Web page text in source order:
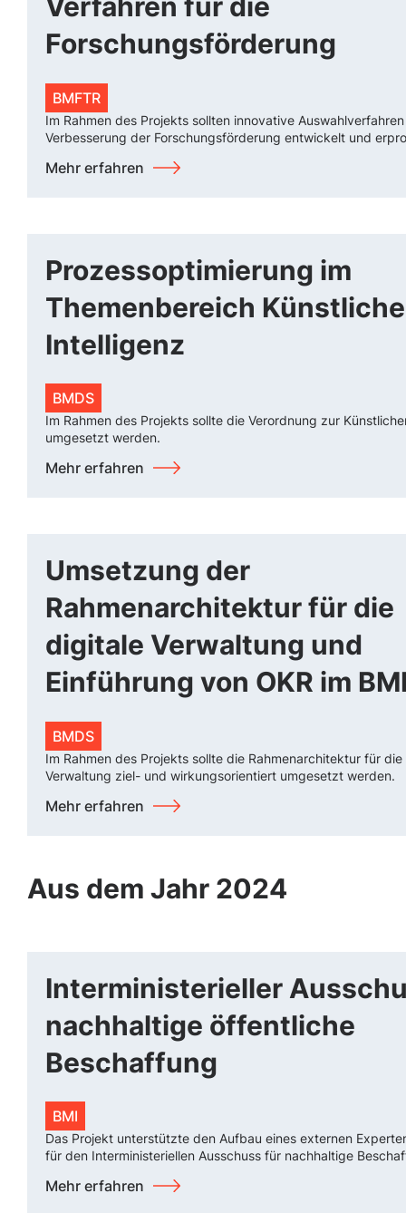
Verfahren für die
Forschungsförderung
BMFTR
Im Rahmen des Projekts sollten innovative
Verbesserung der Forschungsförderung entwickelt und
Mehr erfahren
Prozessoptimierung im
Themenbereich Künstliche
Intelligenz
BMDS
Im Rahmen des Projekts sollte die Verordnung zur
umgesetzt werden.
Mehr erfahren
Umsetzung der
Rahmenarchitektur für die
digitale Verwaltung und
Einführung von OKR im
BMDS
Im Rahmen des Projekts sollte die Rahmenarchitektur für
Verwaltung ziel- und wirkungsorientiert umgesetzt werden.
Mehr erfahren
Aus dem Jahr 2024
Interministerieller
nachhaltige öffentliche
Beschaffung
BMI
Das Projekt unterstützte den Aufbau eines externen
für den Interministeriellen Ausschuss für nachhaltige
Mehr erfahren